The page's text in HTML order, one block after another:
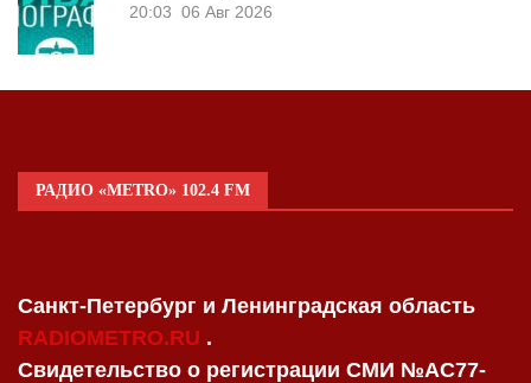
20:03 06 Авг 2026
РАДИО «METRO» 102.4 FM
Санкт-Петербург и Ленинградская область
RADIOMETRO.RU .
Свидетельство о регистрации СМИ №AC77-